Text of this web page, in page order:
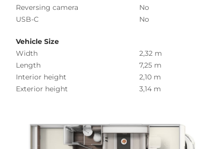
Reversing camera
No
USB-C
No
Vehicle Size
Width
2,32 m
Length
7,25 m
Interior height
2,10 m
Exterior height
3,14 m